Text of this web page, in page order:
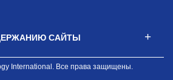
САЙТЫ
International. Все права защищены.